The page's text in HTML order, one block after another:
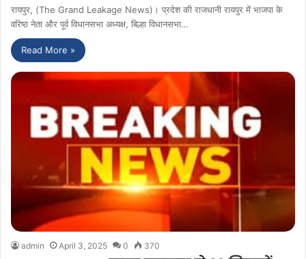
रायपुर, (The Grand Leakage News)। प्रदेश की राजधानी रायपुर में भाजपा के
वरिष्ठ नेता और पूर्व विधानसभा अध्यक्ष, बिल्हा विधानसभा…
Read More »
admin April 3, 2025 0 370